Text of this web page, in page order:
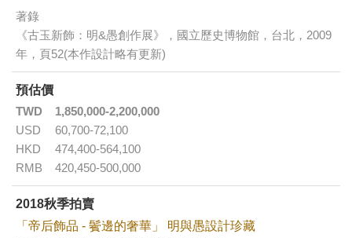
著錄
《古玉新飾：明&愚創作展》，國立歷史博物館，台北，2009
年，頁52(本作設計略有更新)
預估價
TWD
1,850,000-2,200,000
USD
60,700-72,100
HKD
474,400-564,100
RMB
420,450-500,000
2018秋季拍賣
「帝后飾品 - 鬢邊的奢華」 明與愚設計珍藏